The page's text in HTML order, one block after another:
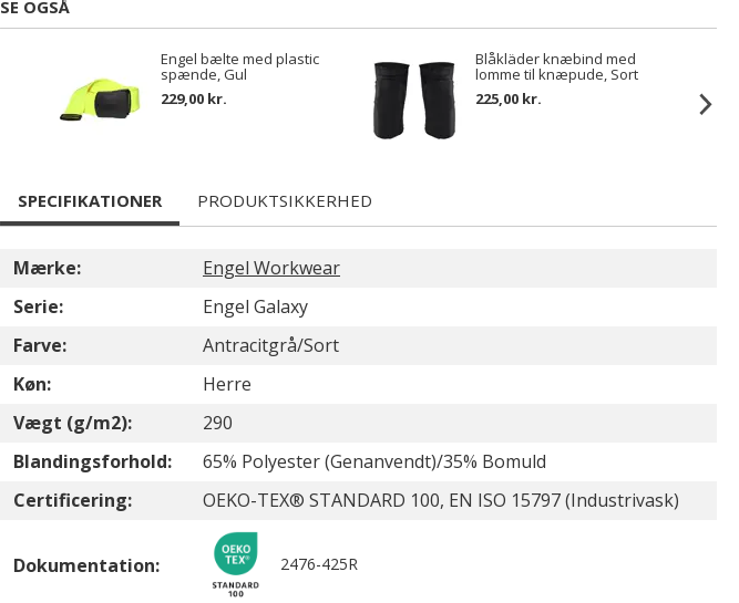
SE OGSÅ
Engel bælte med plastic
spænde, Gul
229,00 kr.
Blåkläder knæbind med
lomme til knæpude, Sort
225,00 kr.
SPECIFIKATIONER PRODUKTSIKKERHED
Mærke:
Engel Workwear
Serie:
Engel Galaxy
Farve:
Antracitgrå/Sort
Køn:
Herre
Vægt (g/m2):
290
Blandingsforhold:
65% Polyester (Genanvendt)/35% Bomuld
Certificering:
OEKO-TEX® STANDARD 100, EN ISO 15797 (Industrivask)
Dokumentation: 2476-425R